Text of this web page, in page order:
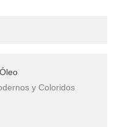
y Coloridos